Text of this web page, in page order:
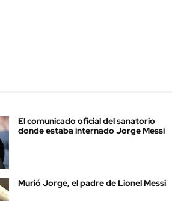
El comunicado oficial del sanatorio
donde estaba internado Jorge Messi
Murió Jorge, el padre de Lionel Messi